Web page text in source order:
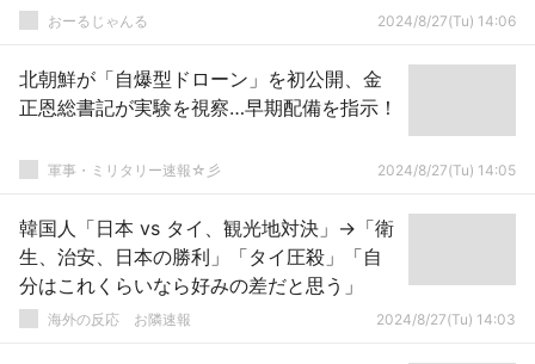
おーるじゃんる 2024/8/27(Tu) 14:06
北朝鮮が「自爆型ドローン」を初公開、金
正恩総書記が実験を視察…早期配備を指示！
軍事・ミリタリー速報☆彡 2024/8/27(Tu) 14:05
韓国人「日本 vs タイ、観光地対決」→「衛
生、治安、日本の勝利」「タイ圧殺」「自
分はこれくらいなら好みの差だと思う」
海外の反応 お隣速報 2024/8/27(Tu) 14:03